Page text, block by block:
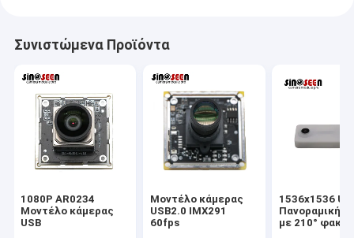
Συνιστώμενα Προϊόντα
1080P AR0234
Μοντέλο κάμερας
USB
Μοντέλο κάμερας
USB2.0 IMX291
60fps
1536x1536
Πανοραμική
με 210° φακό